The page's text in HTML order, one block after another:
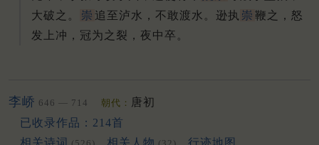
大破之。
崇 追至泸水，不敢渡水。 逊执 崇 鞭之，怒
发上冲，冠为之裂，夜中卒。
李峤 646 — 714 朝代： 唐初
已收录作品：214首